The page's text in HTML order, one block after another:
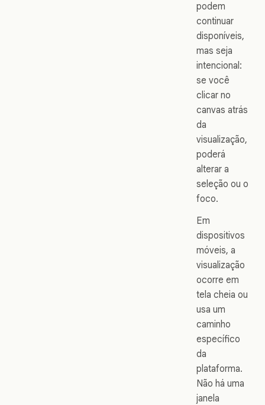
podem
continuar
disponíveis,
mas seja
intencional:
se você
clicar no
canvas atrás
da
visualização,
poderá
alterar a
seleção ou o
foco.
Em
dispositivos
móveis, a
visualização
ocorre em
tela cheia ou
usa um
caminho
específico
da
plataforma.
Não há uma
janela